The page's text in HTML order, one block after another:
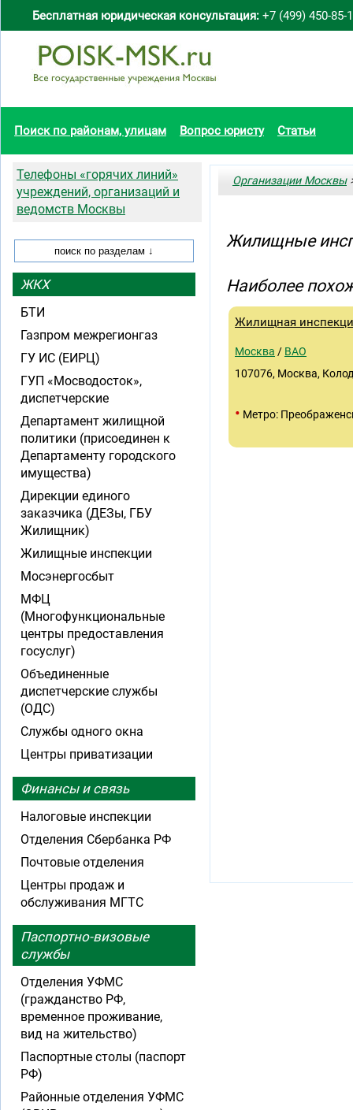
Бесплатная юридическая консультация: +7 (499) 450-85-
Поиск по районам, улицам Вопрос юристу Статьи
Организации Москвы
Жилищные
Наиболее
Жилищная
Москва / ВАО
107076, Москва,
• Метро:
Телефоны «горячих линий»
учреждений, организаций и
ведомств Москвы
ЖКХ
БТИ
Газпром межрегионгаз
ГУ ИС (ЕИРЦ)
ГУП «Мосводосток»,
диспетчерские
Департамент жилищной
политики (присоединен к
Департаменту городского
имущества)
Дирекции единого
заказчика (ДЕЗы, ГБУ
Жилищник)
Жилищные инспекции
Мосэнергосбыт
МФЦ
(Многофункциональные
центры предоставления
госуслуг)
Объединенные
диспетчерские службы
(ОДС)
Службы одного окна
Центры приватизации
Финансы и связь
Налоговые инспекции
Отделения Сбербанка РФ
Почтовые отделения
Центры продаж и
обслуживания МГТС
Паспортно-визовые
службы
Отделения УФМС
(гражданство РФ,
временное проживание,
вид на жительство)
Паспортные столы (паспорт
РФ)
Районные отделения УФМС